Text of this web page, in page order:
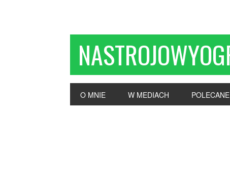
O MNIE W MEDIACH POLECANE